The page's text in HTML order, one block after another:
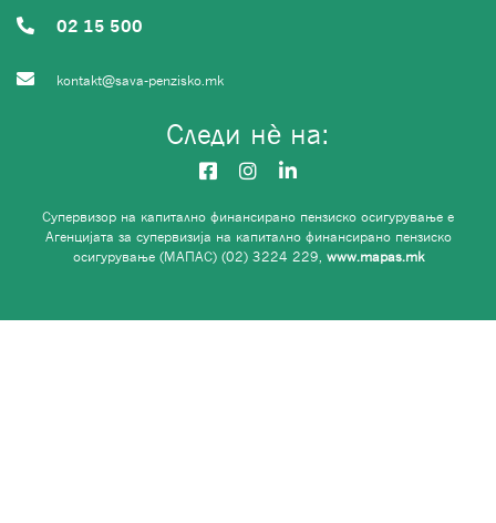
Следи нѐ на:
02 15 500
kontakt@sava-penzisko.mk
Супервизор на капитално финансирано пензиско осигурување е
Агенцијата за супервизија на капитално финансирано пензиско
осигурување (МАПАС) (02) 3224 229, www.mapas.mk